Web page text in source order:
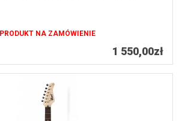
PRODUKT NA ZAMÓWIENIE
1 550,00zł